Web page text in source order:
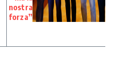
nostra
forza”